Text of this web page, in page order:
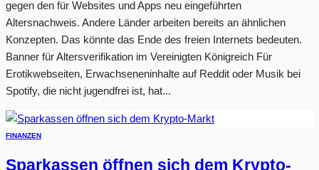
gegen den für Websites und Apps neu eingeführten
Altersnachweis. Andere Länder arbeiten bereits an ähnlichen
Konzepten. Das könnte das Ende des freien Internets bedeuten.
Banner für Altersverifikation im Vereinigten Königreich Für
Erotikwebseiten, Erwachseneninhalte auf Reddit oder Musik bei
Spotify, die nicht jugendfrei ist, hat...
FINANZEN
Sparkassen öffnen sich dem Krypto-